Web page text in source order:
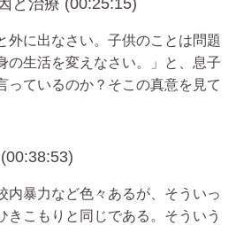
と治療 (00:25:15)
外に出なさい。子供のことは問題
の生活を変えなさい。」と、息子
っているのか？そこの真意を見て
内暴力など色々あるが、そういっ
きこもりと同じである。そういう